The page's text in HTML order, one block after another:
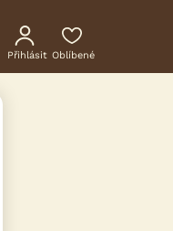
Přihlásit Oblíbené